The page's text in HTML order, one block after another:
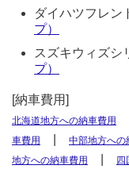
ダイハツフレ
プ）
スズキウィズ
プ）
[納車費用]
北海道地方への納車費用
車費用
中部地方への
地方への納車費用
四